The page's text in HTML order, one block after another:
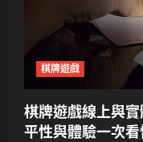
棋牌遊戲
棋牌遊戲線上與
平性與體驗一次